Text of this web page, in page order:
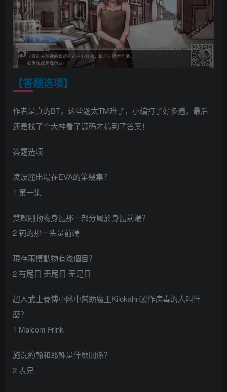
【答题选项】
作者是真的BT，这些题太TM难了，小编打了好多遍，最后
还是找了个大神看了源码才搞到了答案！
答题选项
凌波麗出場在EVA的第幾集？
1 第一集
雙殻剛動物身體那一部分屬於身體前端？
2 钝的那一头是前端
現存兩棲動物有幾個目？
2 有尾目 无尾目 无足目
超人武士賽博小隊中幫助魔王Kilokahn製作病毒的人叫什
麼？
1 Malcom Frink
施洗約翰和耶穌是什麼關係？
2 表兄